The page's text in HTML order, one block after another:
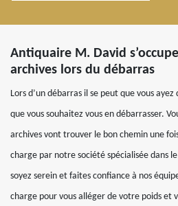
Antiquaire M. David
archives lors du débarras
Lors d’un débarras il se peut que vous
que vous souhaitez vous en débarrasser.
archives vont trouver le bon chemin une
charge par notre société spécialisée dans
soyez serein et faites confiance à nos
charge pour vous alléger de votre poids et